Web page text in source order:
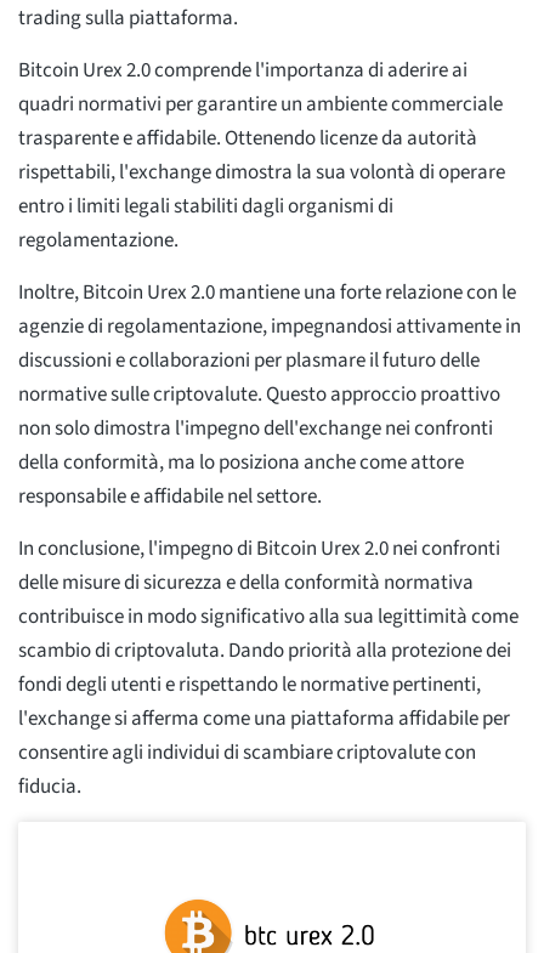
trading sulla piattaforma.
Bitcoin Urex 2.0 comprende l'importanza di aderire ai
quadri normativi per garantire un ambiente commerciale
trasparente e affidabile. Ottenendo licenze da autorità
rispettabili, l'exchange dimostra la sua volontà di operare
entro i limiti legali stabiliti dagli organismi di
regolamentazione.
Inoltre, Bitcoin Urex 2.0 mantiene una forte relazione con le
agenzie di regolamentazione, impegnandosi attivamente in
discussioni e collaborazioni per plasmare il futuro delle
normative sulle criptovalute. Questo approccio proattivo
non solo dimostra l'impegno dell'exchange nei confronti
della conformità, ma lo posiziona anche come attore
responsabile e affidabile nel settore.
In conclusione, l'impegno di Bitcoin Urex 2.0 nei confronti
delle misure di sicurezza e della conformità normativa
contribuisce in modo significativo alla sua legittimità come
scambio di criptovaluta. Dando priorità alla protezione dei
fondi degli utenti e rispettando le normative pertinenti,
l'exchange si afferma come una piattaforma affidabile per
consentire agli individui di scambiare criptovalute con
fiducia.